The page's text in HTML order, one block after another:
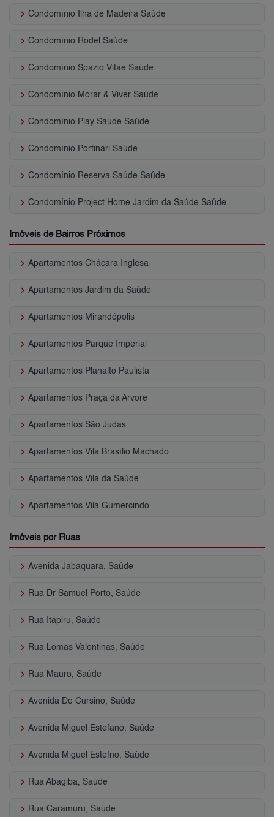
keyboard_arrow_right Condomínio Ilha de Madeira Saúde
keyboard_arrow_right Condomínio Rodel Saúde
keyboard_arrow_right Condomínio Spazio Vitae Saúde
keyboard_arrow_right Condomínio Morar & Viver Saúde
keyboard_arrow_right Condomínio Play Saúde Saúde
keyboard_arrow_right Condomínio Portinari Saúde
keyboard_arrow_right Condomínio Reserva Saúde Saúde
keyboard_arrow_right Condomínio Project Home Jardim da Saúde Saúde
Imóveis de Bairros Próximos
keyboard_arrow_right Apartamentos Chácara Inglesa
keyboard_arrow_right Apartamentos Jardim da Saúde
keyboard_arrow_right Apartamentos Mirandópolis
keyboard_arrow_right Apartamentos Parque Imperial
keyboard_arrow_right Apartamentos Planalto Paulista
keyboard_arrow_right Apartamentos Praça da Arvore
keyboard_arrow_right Apartamentos São Judas
keyboard_arrow_right Apartamentos Vila Brasílio Machado
keyboard_arrow_right Apartamentos Vila da Saúde
keyboard_arrow_right Apartamentos Vila Gumercindo
Imóveis por Ruas
keyboard_arrow_right Avenida Jabaquara, Saúde
keyboard_arrow_right Rua Dr Samuel Porto, Saúde
keyboard_arrow_right Rua Itapiru, Saúde
keyboard_arrow_right Rua Lomas Valentinas, Saúde
keyboard_arrow_right Rua Mauro, Saúde
keyboard_arrow_right Avenida Do Cursino, Saúde
keyboard_arrow_right Avenida Miguel Estefano, Saúde
keyboard_arrow_right Avenida Miguel Estefno, Saúde
keyboard_arrow_right Rua Abagiba, Saúde
keyboard_arrow_right Rua Caramuru, Saúde